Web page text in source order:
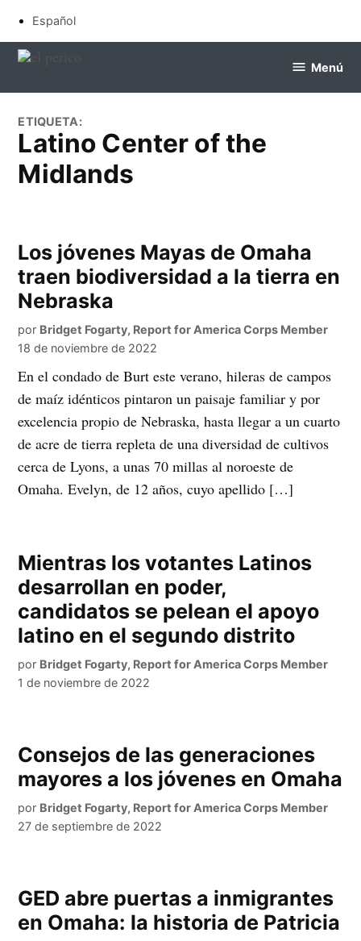
contenido
Español
perico
Menú
ETIQUETA:
Latino Center of the
Midlands
Los jóvenes Mayas de Omaha
traen biodiversidad a la tierra en
Nebraska
por Bridget Fogarty, Report for America Corps Member
18 de noviembre de 2022
En el condado de Burt este verano, hileras de campos
de maíz idénticos pintaron un paisaje familiar y por
excelencia propio de Nebraska, hasta llegar a un cuarto
de acre de tierra repleta de una diversidad de cultivos
cerca de Lyons, a unas 70 millas al noroeste de
Omaha. Evelyn, de 12 años, cuyo apellido […]
Mientras los votantes Latinos
desarrollan en poder,
candidatos se pelean el apoyo
latino en el segundo distrito
por Bridget Fogarty, Report for America Corps Member
1 de noviembre de 2022
Consejos de las generaciones
mayores a los jóvenes en Omaha
por Bridget Fogarty, Report for America Corps Member
27 de septiembre de 2022
GED abre puertas a inmigrantes
en Omaha: la historia de Patricia